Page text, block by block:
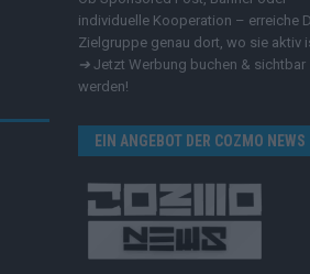
individuelle Kooperation – erreiche
Zielgruppe genau dort, wo sie aktiv
➔ Jetzt Werbung buchen & sichtbar
werden!
EIN ANGEBOT DER COZMO NEWS